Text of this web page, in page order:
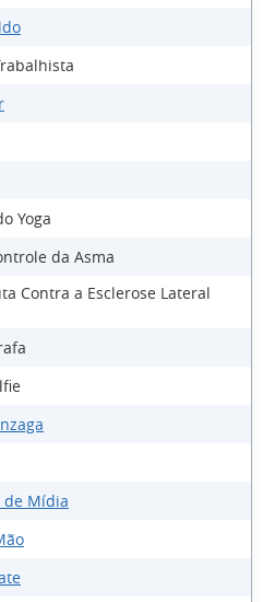
Yoga
da Asma
Contra a Esclerose Lateral
de Mídia